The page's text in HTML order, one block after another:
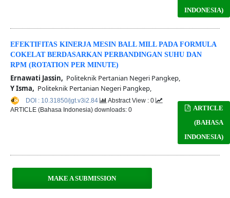
INDONESIA)
EFEKTIFITAS KINERJA MESIN BALL MILL PADA FORMULA
COKELAT BERDASARKAN PERBANDINGAN SUHU DAN
RPM (ROTATION PER MINUTE)
Ernawati Jassin, Politeknik Pertanian Negeri Pangkep,
Y Isma, Politeknik Pertanian Negeri Pangkep,
ARTICLE
(BAHASA
INDONESIA)
DOI : 10.31850/jgt.v3i2.84
Abstract View : 0
ARTICLE (Bahasa Indonesia) downloads: 0
MAKE A SUBMISSION